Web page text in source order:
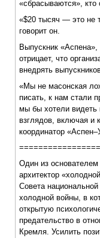
«сбрасываются», кто
«$20 тысяч — это не
говорит он.
Выпускник «Аспена»,
отрицает, что
внедрять
«Мы не масонская
писать, к нам стали
мы бы хотели видеть
взглядов, включая и
координатор
=================
Один из
архитектор
Совета
холодной войны, в
открытую
предательство в
Кремля. Усилить